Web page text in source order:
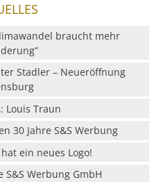
braucht mehr
Stadler – Neueröffnung
Louis Traun
30 Jahre S&S Werbung
ein neues Logo!
S&S Werbung GmbH